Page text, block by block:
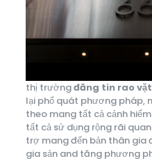
thị trườngđăng tin rao
lại phổ quát phương pháp,
theo mang tất cả cảnh
tất cả sử dụng rộng rãi
trợ mang đến bản thân gia
gia sản and tăng phương